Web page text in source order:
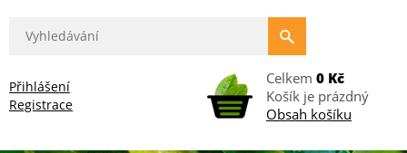
Přihlášení
Registrace
Celkem 0 Kč
Košík je prázdný
Obsah košíku